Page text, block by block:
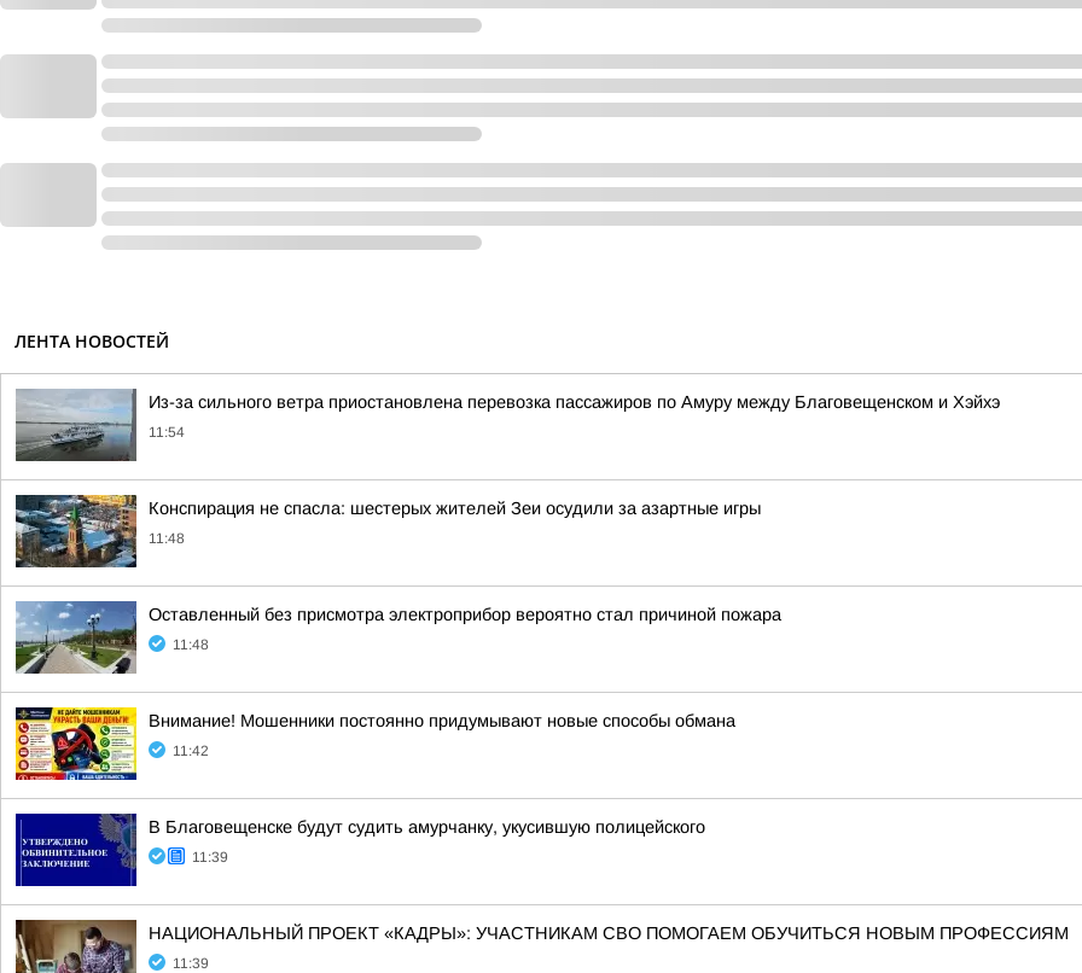
ЛЕНТА НОВОСТЕЙ
Из-за сильного ветра приостановлена перевозка пассажиров по Амуру между Благовещенском и Хэйхэ
11:54
Конспирация не спасла: шестерых жителей Зеи осудили за азартные игры
11:48
Оставленный без присмотра электроприбор вероятно стал причиной пожара
11:48
Внимание! Мошенники постоянно придумывают новые способы обмана
11:42
В Благовещенске будут судить амурчанку, укусившую полицейского
11:39
НАЦИОНАЛЬНЫЙ ПРОЕКТ «КАДРЫ»: УЧАСТНИКАМ СВО ПОМОГАЕМ ОБУЧИТЬСЯ НОВЫМ ПРОФЕССИЯМ
11:39